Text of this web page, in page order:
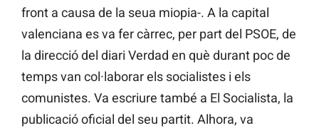
front a causa de la seua miopia-. A la capital
valenciana es va fer càrrec, per part del PSOE, de
la direcció del diari Verdad en què durant poc de
temps van col·laborar els socialistes i els
comunistes. Va escriure també a El Socialista, la
publicació oficial del seu partit. Alhora, va